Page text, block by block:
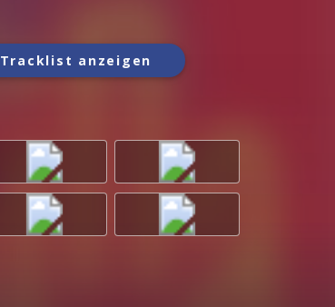
Tracklist anzeigen